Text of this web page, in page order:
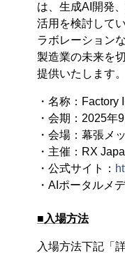
は、生成AI開発
活用を検討して
ラボレーション
製造業の未来を
提供いたします。
・名称：Factory
・会期：2025年
・会場：幕張メ
・主催：RX
・公式サイト：
・AIポータルメ
■入場方法
入場方法下記「